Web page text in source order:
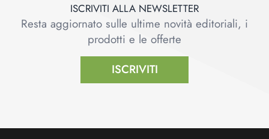
ISCRIVITI ALLA NEWSLETTER
Resta aggiornato sulle ultime novità editoriali, i
prodotti e le offerte
ISCRIVITI